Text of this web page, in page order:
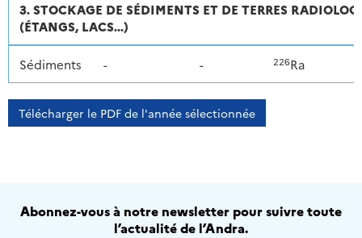
3. STOCKAGE DE SÉDIMENTS ET DE TERRES
(ÉTANGS, LACS...)
Sédiments - - 226Ra
Télécharger le PDF de l'année sélectionnée
Abonnez-vous à notre newsletter pour suivre toute
l’actualité de l’Andra.